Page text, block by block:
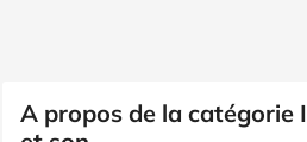
NIKE Photobox
A propos de la catégorie